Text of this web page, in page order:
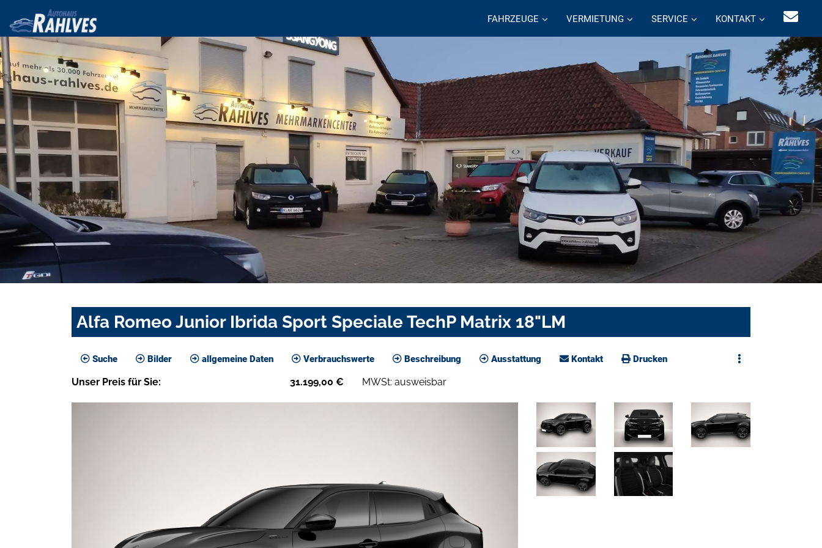
FAHRZEUGE VERMIETUNG SERVICE KONTAKT
Alfa Romeo Junior Ibrida Sport Speciale TechP Matrix 18"LM
Suche Bilder allgemeine Daten Verbrauchswerte Beschreibung Ausstattung Kontakt Drucken
Unser Preis für Sie: 31.199,00 € MWSt: ausweisbar